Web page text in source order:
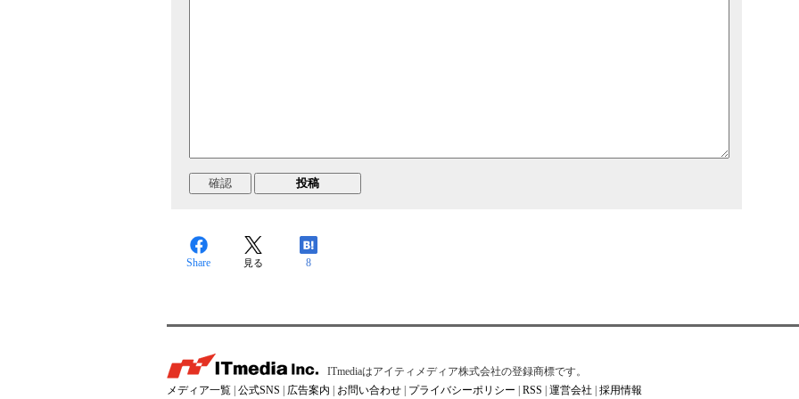
Share 見る 8
ITmediaはアイティメディア株式会社の登録商標です。
メディア一覧 | 公式SNS | 広告案内 | お問い合わせ | プライバシーポリシー | RSS | 運営会社 | 採用情報